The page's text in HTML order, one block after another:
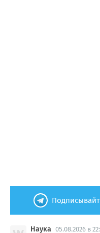
Наука 05.08.2026 в